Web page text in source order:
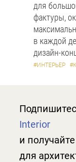
для
фактуры,
в каждой
дизайн-
#ИНТЕРЬЕР
Interior
и
для